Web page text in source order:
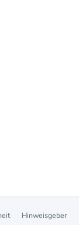
Hinweisgeber